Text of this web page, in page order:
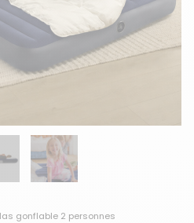
gonflable 2 personnes